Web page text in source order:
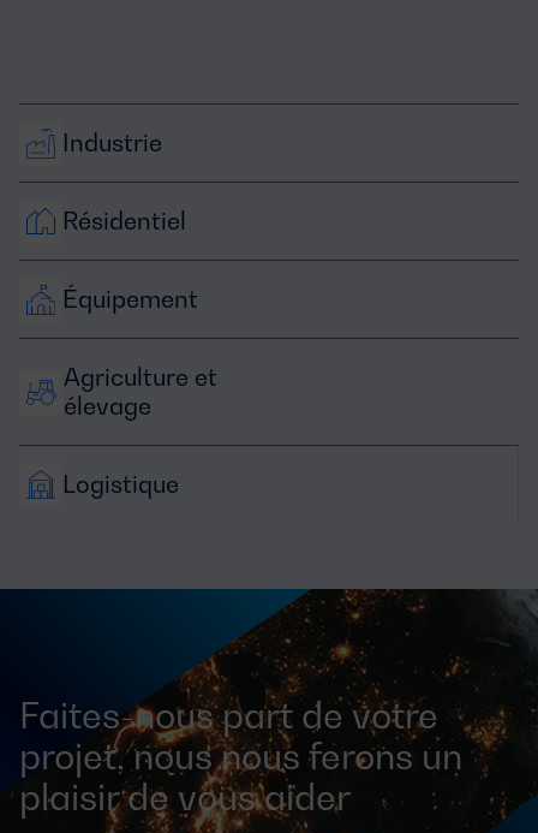
Industrie
Résidentiel
Équipement
Agriculture et
élevage
Logistique
Faites-nous part de votre
projet, nous nous ferons un
plaisir de vous aider